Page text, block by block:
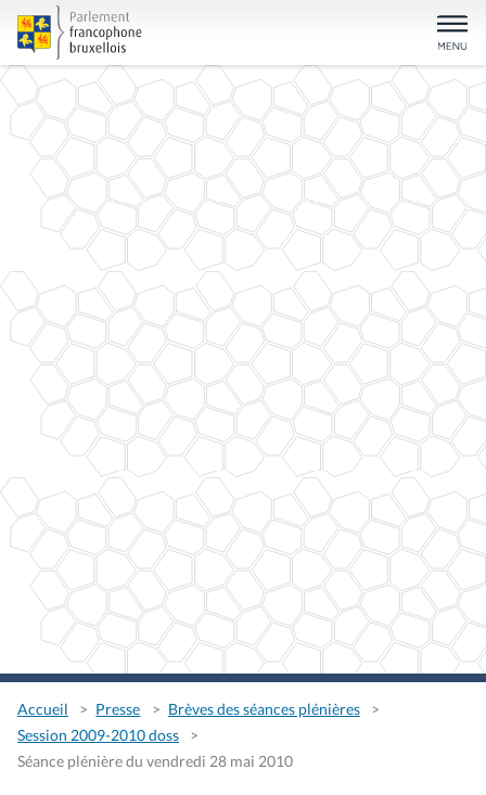
Accueil Presse
Brèves des séances plénières
Session 2009-2010 doss
Séance plénière du vendredi 28 mai 2010